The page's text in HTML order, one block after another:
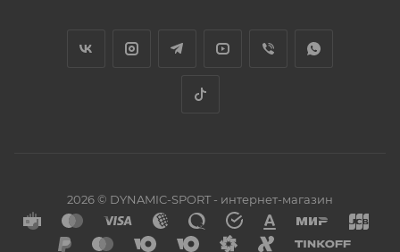
2026 © DYNAMIC-SPORT - интернет-магазин